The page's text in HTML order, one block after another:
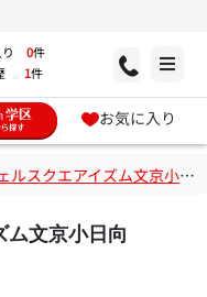
り 0件
1件
お気に入り
ルスクエアイズム文京小日向
ム文京小日向